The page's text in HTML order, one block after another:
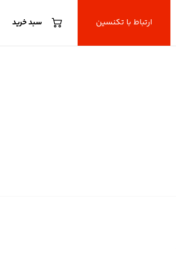
سبد خرید ارتباط با تکنسین